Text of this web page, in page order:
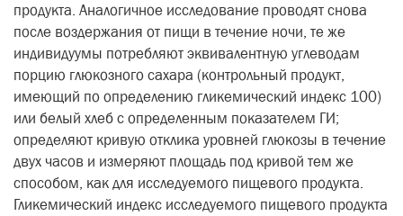
продукта. Аналогичное исследование проводят снова
после воздержания от пищи в течение ночи, те же
индивидуумы потребляют эквивалентную углеводам
порцию глюкозного сахара (контрольный продукт,
имеющий по определению гликемический индекс 100)
или белый хлеб с определенным показателем ГИ;
определяют кривую отклика уровней глюкозы в течение
двух часов и измеряют площадь под кривой тем же
способом, как для исследуемого пищевого продукта.
Гликемический индекс исследуемого пищевого продукта